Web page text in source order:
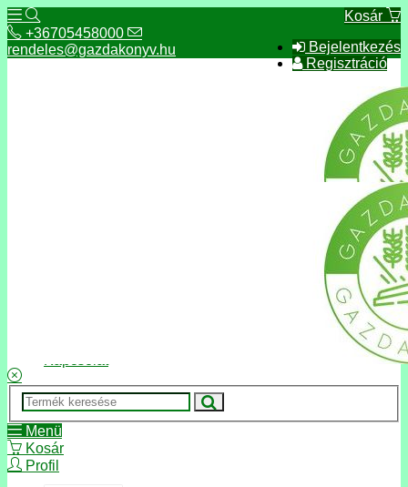
Kosár
Bejelentkezés
Regisztráció
+36705458000
rendeles@gazdakonyv.hu
Menü
Kosár
Profil